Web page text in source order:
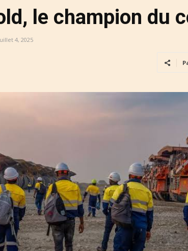
le champion du
4, 2025